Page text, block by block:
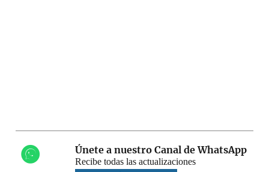
Únete a nuestro Canal de WhatsApp
Recibe todas las actualizaciones